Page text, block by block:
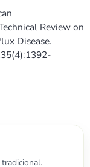
Review on
Disease.